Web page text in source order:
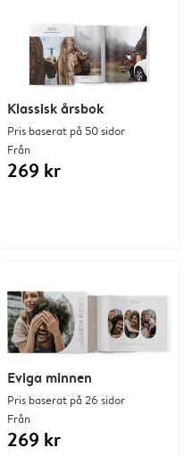
Klassisk årsbok
Pris baserat på 50 sidor
Från
269 kr
Eviga minnen
Pris baserat på 26 sidor
Från
269 kr